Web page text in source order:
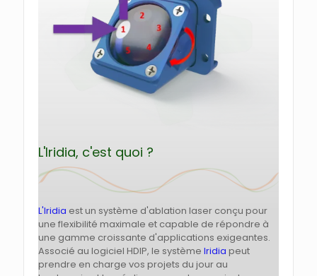
L'Iridia, c'est quoi ?
L'Iridia est un système d'ablation laser conçu pour
une flexibilité maximale et capable de répondre à
une gamme croissante d'applications exigeantes.
Associé au logiciel HDIP, le système Iridia peut
prendre en charge vos projets du jour au